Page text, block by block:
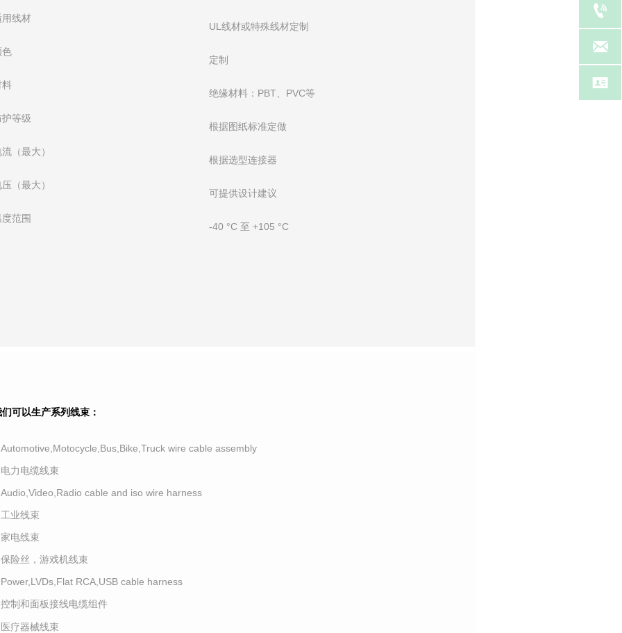
用线材
UL线材或特殊线材定制
色
定制
料
绝缘材料：PBT、PVC等
护等级
根据图纸标准定做
（最大）
根据选型连接器
（最大）
可提供设计建议
度范围
-40 °C 至 +105 °C
可以生产系列线束：
wire cable assembly
力电缆线束
cable and iso wire harness
业线束
电线束
险丝，游戏机线束
RCA,USB cable harness
制和面板接线电缆组件
疗器械线束


